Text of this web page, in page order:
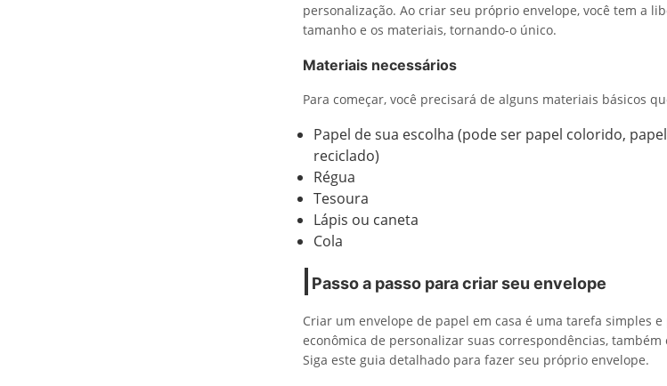
personalização. Ao criar seu próprio envelope, você tem a
tamanho e os materiais, tornando-o único.
Materiais necessários
Para começar, você precisará de alguns materiais básicos
Papel de sua escolha (pode ser papel colorido,
reciclado)
Régua
Tesoura
Lápis ou caneta
Cola
Passo a passo para criar seu envelope
Criar um envelope de papel em casa é uma tarefa simples
econômica de personalizar suas correspondências,
Siga este guia detalhado para fazer seu próprio envelope.